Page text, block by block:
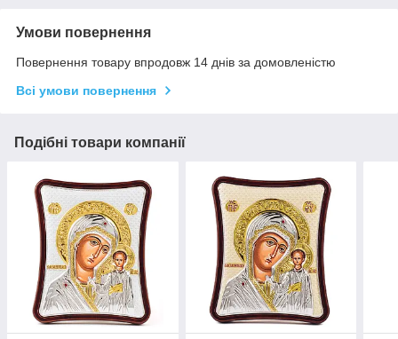
Умови повернення
Повернення товару впродовж 14 днів за домовленістю
Всі умови повернення
Подібні товари компанії